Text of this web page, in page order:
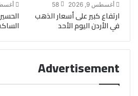
أغسطس 9, 2026 58
ارتفاع كبير على أسعار الذهب
في الأردن اليوم الأحد
أغسطس
Advertisement